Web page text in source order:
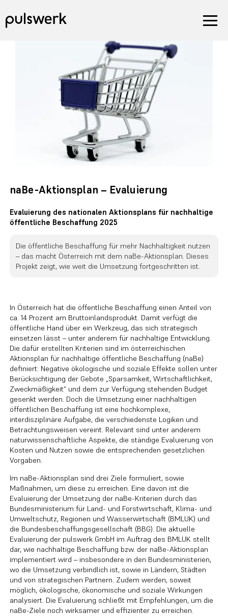
naBe-Aktionsplan – Evaluierung
Evaluierung des nationalen Aktionsplans für nachhaltige
öffentliche Beschaffung 2025
Die öffentliche Beschaffung für mehr Nachhaltigkeit nutzen
– das macht Österreich mit dem naBe-Aktionsplan. Dieses
Projekt zeigt, wie weit die Umsetzung fortgeschritten ist.
In Österreich hat die öffentliche Beschaffung einen Anteil von
ca. 14 Prozent am Bruttoinlandsprodukt. Damit verfügt die
öffentliche Hand über ein Werkzeug, das sich strategisch
einsetzen lässt – unter anderem für nachhaltige Entwicklung.
Die dafür erstellten Kriterien sind im österreichischen
Aktionsplan für nachhaltige öffentliche Beschaffung (naBe)
definiert: Negative ökologische und soziale Effekte sollen unter
Berücksichtigung der Gebote „Sparsamkeit, Wirtschaftlichkeit,
Zweckmäßigkeit“ und dem zur Verfügung stehenden Budget
gesenkt werden. Doch die Umsetzung einer nachhaltigen
öffentlichen Beschaffung ist eine hochkomplexe,
interdisziplinäre Aufgabe, die verschiedenste Logiken und
Betrachtungsweisen vereint. Relevant sind unter anderem
naturwissenschaftliche Aspekte, die ständige Evaluierung von
Kosten und Nutzen sowie die entsprechenden gesetzlichen
Vorgaben.
Im naBe-Aktionsplan sind drei Ziele formuliert, sowie
Maßnahmen, um diese zu erreichen. Eine davon ist die
Evaluierung der Umsetzung der naBe-Kriterien durch das
Bundesministerium für Land- und Forstwirtschaft, Klima- und
Umweltschutz, Regionen und Wasserwirtschaft (BMLUK) und
die Bundesbeschaffungsgesellschaft (BBG). Die aktuelle
Evaluierung der pulswerk GmbH im Auftrag des BMLUK stellt
dar, wie nachhaltige Beschaffung bzw. der naBe-Aktionsplan
implementiert wird – insbesondere in den Bundesministerien,
wo die Umsetzung verbindlich ist, sowie in Ländern, Städten
und von strategischen Partnern. Zudem werden, soweit
möglich, ökologische, ökonomische und soziale Wirkungen
analysiert. Die Evaluierung schließt mit Empfehlungen, um die
naBe-Ziele noch wirksamer und effizienter zu erreichen.